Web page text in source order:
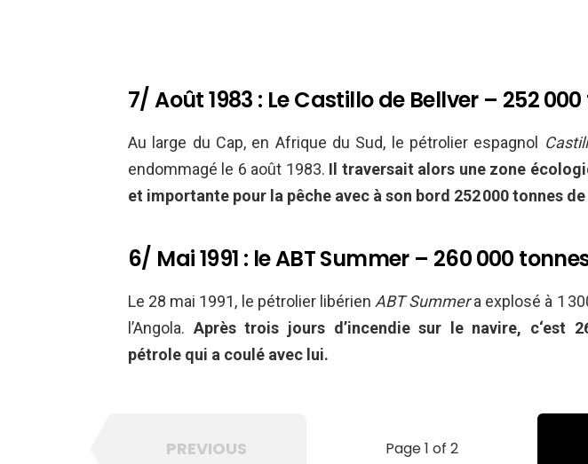
7/ Août 1983 : Le Castillo de Bellver – 252
Au large du Cap, en Afrique du Sud, le pétrolier espagnol
endommagé le 6 août 1983. Il traversait alors une zone
et importante pour la pêche avec à son bord 252 000 tonnes
6/ Mai 1991 : le ABT Summer – 260 000
Le 28 mai 1991, le pétrolier libérien ABT Summera explosé à 1
l’Angola. Après trois jours d’incendie sur le navire, c‘est
pétrole qui a coulé avec lui.
Page 1 of 2
PREVIOUS